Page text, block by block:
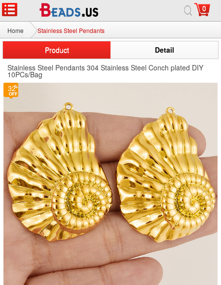
0
Home Stainless Steel Pendants
Product
Detail
Stainless Steel Pendants 304 Stainless Steel Conch plated DIY
10PCs/Bag
32